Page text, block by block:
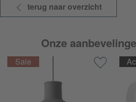
terug naar overzicht
Onze